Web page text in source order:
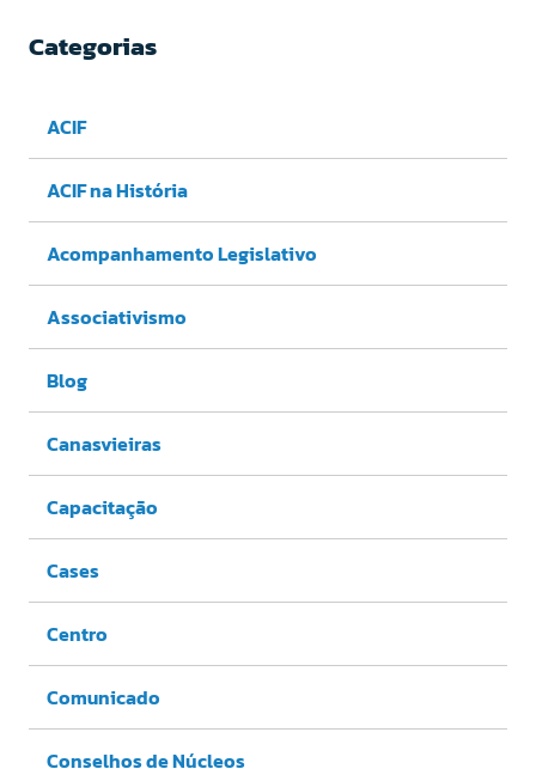
Categorias
ACIF
ACIF na História
Acompanhamento Legislativo
Associativismo
Blog
Canasvieiras
Capacitação
Cases
Centro
Comunicado
Conselhos de Núcleos